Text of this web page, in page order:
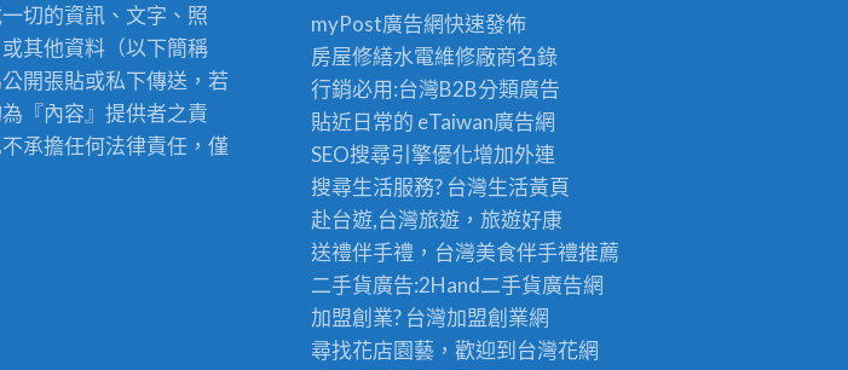
中
批
發
供
應
商
，
頂
級
老
茶
批
發
首
選
批
發
：
台
灣
高
山
茶
王
級
的
品
享
切的資訊、文字、照
其他資料（以下簡稱
開張貼或私下傳送，若
『內容』提供者之責
承擔任何法律責任，僅
myPost廣告網快速發佈
房屋修繕水電維修廠商名錄
行銷必用:台灣B2B分類廣告
貼近日常的 eTaiwan廣告網
SEO搜尋引擎優化增加外連
搜尋生活服務? 台灣生活黃頁
赴台遊,台灣旅遊 ，旅遊好康
送禮伴手禮，台灣美食伴手禮推薦
二手貨廣告:2Hand二手貨廣告網
加盟創業? 台灣加盟創業網
尋找花店園藝，歡迎到 台灣花網